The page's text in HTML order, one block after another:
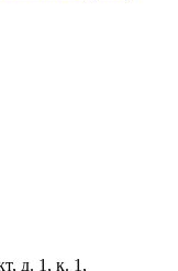
д. 1, к. 1,